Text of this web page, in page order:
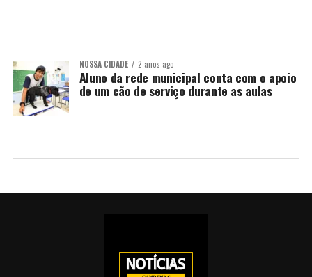
NOSSA CIDADE 2 anos ago
Aluno da rede municipal conta com o apoio
de um cão de serviço durante as aulas